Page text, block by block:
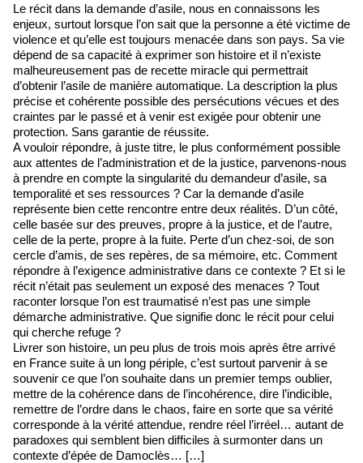
Le récit dans la demande d’asile, nous en connaissons les
enjeux, surtout lorsque l’on sait que la personne a été victime de
violence et qu’elle est toujours menacée dans son pays. Sa vie
dépend de sa capacité à exprimer son histoire et il n’existe
malheureusement pas de recette miracle qui permettrait
d’obtenir l’asile de manière automatique. La description la plus
précise et cohérente possible des persécutions vécues et des
craintes par le passé et à venir est exigée pour obtenir une
protection. Sans garantie de réussite.
A vouloir répondre, à juste titre, le plus conformément possible
aux attentes de l’administration et de la justice, parvenons-nous
à prendre en compte la singularité du demandeur d’asile, sa
temporalité et ses ressources ? Car la demande d’asile
représente bien cette rencontre entre deux réalités. D’un côté,
celle basée sur des preuves, propre à la justice, et de l’autre,
celle de la perte, propre à la fuite. Perte d’un chez-soi, de son
cercle d’amis, de ses repères, de sa mémoire, etc. Comment
répondre à l’exigence administrative dans ce contexte ? Et si le
récit n’était pas seulement un exposé des menaces ? Tout
raconter lorsque l’on est traumatisé n’est pas une simple
démarche administrative. Que signifie donc le récit pour celui
qui cherche refuge ?
Livrer son histoire, un peu plus de trois mois après être arrivé
en France suite à un long périple, c’est surtout parvenir à se
souvenir ce que l’on souhaite dans un premier temps oublier,
mettre de la cohérence dans de l’incohérence, dire l’indicible,
remettre de l’ordre dans le chaos, faire en sorte que sa vérité
corresponde à la vérité attendue, rendre réel l’irréel… autant de
paradoxes qui semblent bien difficiles à surmonter dans un
contexte d’épée de Damoclès… […]